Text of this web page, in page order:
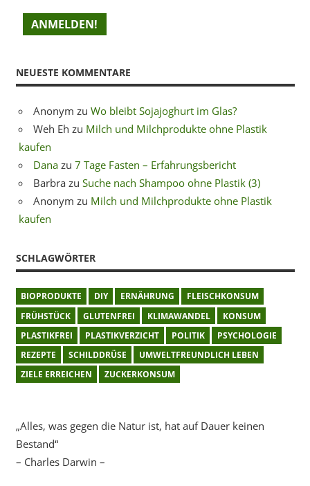
NEUESTE KOMMENTARE
Anonym zu Wo bleibt Sojajoghurt im Glas?
Weh Eh zu Milch und Milchprodukte ohne Plastik
kaufen
Dana zu 7 Tage Fasten – Erfahrungsbericht
Barbra zu Suche nach Shampoo ohne Plastik (3)
Anonym zu Milch und Milchprodukte ohne Plastik
kaufen
SCHLAGWÖRTER
BIOPRODUKTE DIY ERNÄHRUNG
FLEISCHKONSUM
FRÜHSTÜCK
GLUTENFREI KLIMAWANDEL
KONSUM
PLASTIKFREI
PLASTIKVERZICHT POLITIK
PSYCHOLOGIE
REZEPTE
SCHILDDRÜSE
UMWELTFREUNDLICH LEBEN
ZIELE ERREICHEN
ZUCKERKONSUM
„Alles, was gegen die Natur ist, hat auf Dauer keinen
Bestand“
– Charles Darwin –